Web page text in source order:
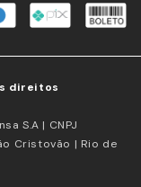
direitos
S.A | CNPJ
Cristovão | Rio de